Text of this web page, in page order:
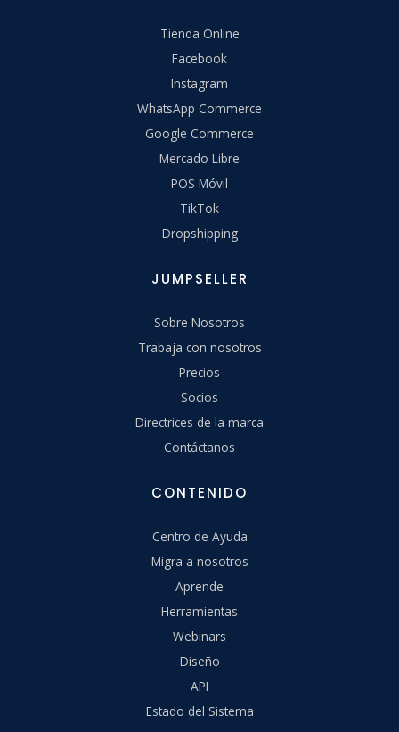
Tienda Online
Facebook
Instagram
WhatsApp Commerce
Google Commerce
Mercado Libre
POS Móvil
TikTok
Dropshipping
JUMPSELLER
Sobre Nosotros
Trabaja con nosotros
Precios
Socios
Directrices de la marca
Contáctanos
CONTENIDO
Centro de Ayuda
Migra a nosotros
Aprende
Herramientas
Webinars
Diseño
API
Estado del Sistema